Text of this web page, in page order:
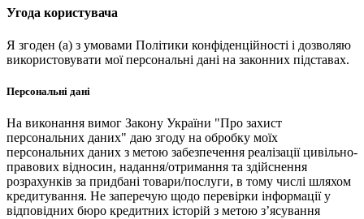
Угода користувача
Я згоден (а) з умовами Політики конфіденційності і дозволяю
використовувати мої персональні дані на законних підставах.
Персональні дані
На виконання вимог Закону України "Про захист
персональних даних" даю згоду на обробку моїх
персональних даних з метою забезпечення реалізації цивільно-
правових відносин, надання/отримання та здійснення
розрахунків за придбані товари/послуги, в тому числі шляхом
кредитування. Не заперечую щодо перевірки інформації у
відповідних бюро кредитних історій з метою з’ясування